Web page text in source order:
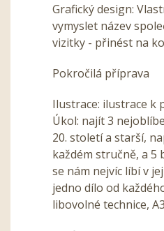
Grafický design:
vymyslet název
vizitky - přinést na
Pokročilá příprava
Ilustrace: ilustrace k
Úkol: najít 3
20. století a starší,
každém stručně, a 5
se nám nejvíc líbí v
jedno dílo od
libovolné technice,